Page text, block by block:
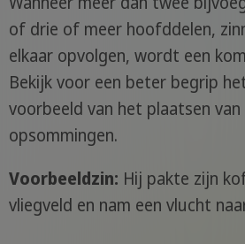
of drie of meer hoofddelen,
elkaar opvolgen, wordt een
Bekijk voor een beter begrip
voorbeeld van het plaatsen van
opsommingen.
Voorbeeldzin: Hij pakte zijn
vliegveld en nam een vlucht